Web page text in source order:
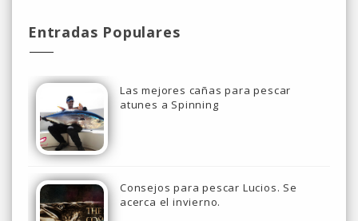
Entradas Populares
Las mejores cañas para pescar
atunes a Spinning
Consejos para pescar Lucios. Se
acerca el invierno.